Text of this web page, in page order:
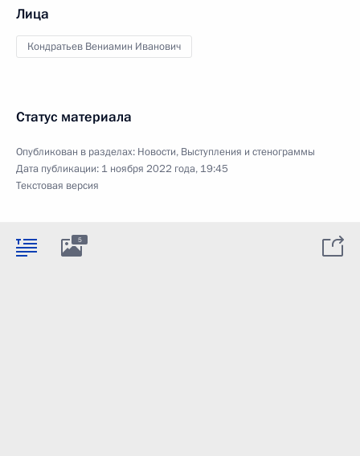
Лица
Кондратьев Вениамин Иванович
Статус материала
Опубликован в разделах: Новости, Выступления и стенограммы
Дата публикации: 1 ноября 2022 года, 19:45
Текстовая версия
5